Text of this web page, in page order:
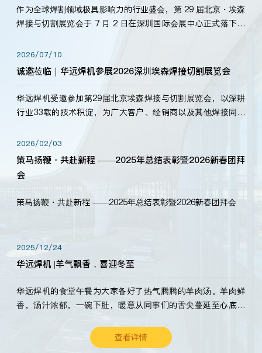
作为全球焊割领域极具影响力的行业盛会，第 29 届北京・埃森
焊接与切割展览会于 7 月 2 日在深圳国际会展中心正式落下帷
标准，持之以恒研发新产品、新技术。新老客户、行业伙伴、
海内外客户为目睹公司发布的新产…
2026/07/10
诚邀莅临｜华远焊机参展2026深圳埃森焊接切割展览会
华远焊机受邀参加第29届北京埃森焊接与切割展览会，以深耕
行业33载的技术积淀，为广大客户、经销商以及其他焊接同仁
2026/02/03
策马扬鞭・共赴新程 ——2025年总结表彰暨2026新春团拜
会
策马扬鞭・共赴新程 ——2025年总结表彰暨2026新春团拜会
2025/12/24
华远焊机 |羊气飘香，喜迎冬至
华远焊机的食堂午餐为大家备好了热气腾腾的羊肉汤。羊肉鲜
香，汤汁浓郁，一碗下肚，暖意从同事们的舌尖蔓延至心底。
查看详情